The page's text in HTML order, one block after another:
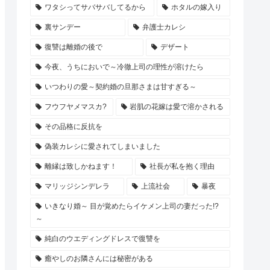
ワタシってサバサバしてるから ホタルの嫁入り
裏サンデー 弁護士カレシ
復讐は離婚の後で デザート
今夜、うちにおいで～冷徹上司の理性が溶けたら
いつわりの愛～契約婚の旦那さまは甘すぎる～
フウフヤメマスカ? 岩肌の花嫁は愛で溶かされる
その品格に反抗を
偽装カレシに愛されてしまいました
離縁は致しかねます！ 社長が私を抱く理由
マリッジシンデレラ 上流社会 暴夜
いきなり婚～ 目が覚めたらイケメン上司の妻だった!?
～
純白のウエディングドレスで復讐を
癒やしのお隣さんには秘密がある